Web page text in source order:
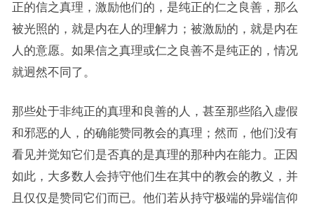
正的信之真理，激励他们的，是纯正的仁之良善，那么
被光照的，就是内在人的理解力；被激励的，就是内在
人的意愿。如果信之真理或仁之良善不是纯正的，情况
就迥然不同了。
那些处于非纯正的真理和良善的人，甚至那些陷入虚假
和邪恶的人，的确能赞同教会的真理；然而，他们没有
看见并觉知它们是否真的是真理的那种内在能力。正因
如此，大多数人会持守他们生在其中的教会的教义，并
且仅仅是赞同它们而已。他们若从持守极端的异端信仰